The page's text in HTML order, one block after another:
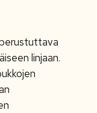
linjaan.